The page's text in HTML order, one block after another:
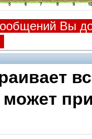
Вы
может